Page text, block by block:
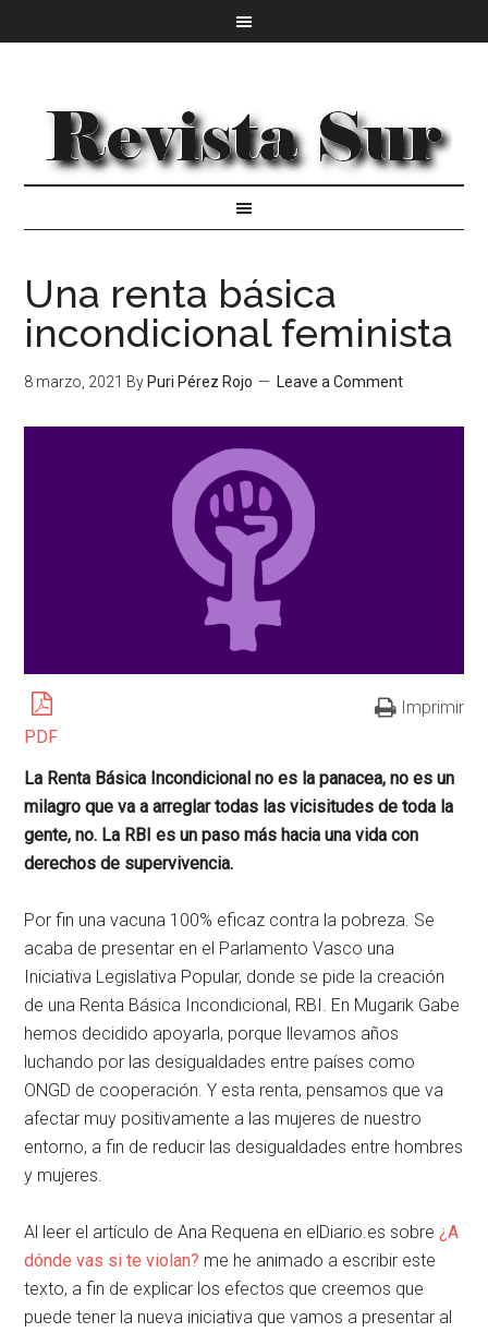
Una renta básica
incondicional feminista
8 marzo, 2021 By Puri Pérez Rojo Leave a Comment
PDF
Imprimir
La Renta Básica Incondicional no es la panacea, no es un
milagro que va a arreglar todas las vicisitudes de toda la
gente, no. La RBI es un paso más hacia una vida con
derechos de supervivencia.
Por fin una vacuna 100% eficaz contra la pobreza. Se
acaba de presentar en el Parlamento Vasco una
Iniciativa Legislativa Popular, donde se pide la creación
de una Renta Básica Incondicional, RBI. En Mugarik Gabe
hemos decidido apoyarla, porque llevamos años
luchando por las desigualdades entre países como
ONGD de cooperación. Y esta renta, pensamos que va
afectar muy positivamente a las mujeres de nuestro
entorno, a fin de reducir las desigualdades entre hombres
y mujeres.
Al leer el artículo de Ana Requena en elDiario.es sobre ¿A
dónde vas si te violan? me he animado a escribir este
texto, a fin de explicar los efectos que creemos que
puede tener la nueva iniciativa que vamos a presentar al